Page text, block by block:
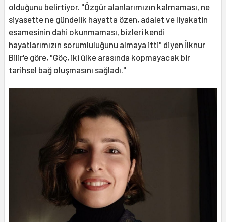
olduğunu belirtiyor. "Özgür alanlarımızın kalmaması, ne
siyasette ne gündelik hayatta özen, adalet ve liyakatin
esamesinin dahi okunmaması, bizleri kendi
hayatlarımızın sorumluluğunu almaya itti" diyen İlknur
Bilir'e göre, "Göç, iki ülke arasında kopmayacak bir
tarihsel bağ oluşmasını sağladı."